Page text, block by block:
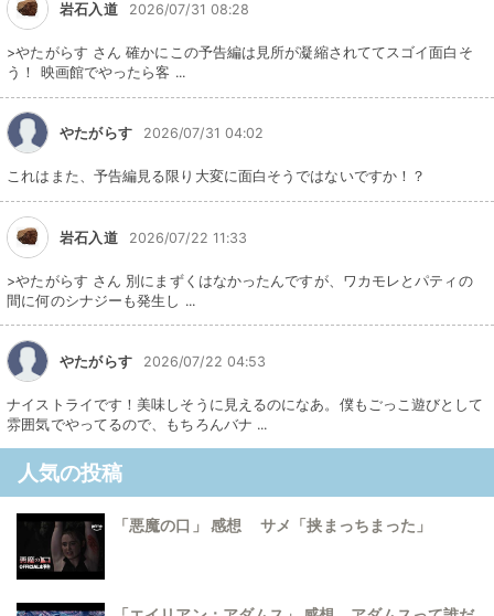
岩石入道 2026/07/31 08:28
>やたがらす さん 確かにこの予告編は見所が凝縮されててスゴイ面白そ
う！ 映画館でやったら客 ...
やたがらす 2026/07/31 04:02
これはまた、予告編見る限り大変に面白そうではないですか！？
岩石入道 2026/07/22 11:33
>やたがらす さん 別にまずくはなかったんですが、ワカモレとパティの
間に何のシナジーも発生し ...
やたがらす 2026/07/22 04:53
ナイストライです！美味しそうに見えるのになあ。僕もごっこ遊びとして
雰囲気でやってるので、もちろんバナ ...
人気の投稿
「悪魔の口」 感想 サメ「挟まっちまった」